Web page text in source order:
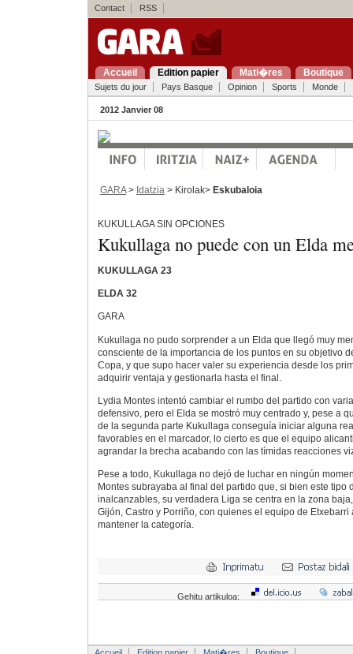
Contact RSS
Accueil Edition papier Mati�res Boutique
Sujets du jour Pays Basque Opinion Sports Monde
2012 Janvier 08
GARA> Idatzia > Kirolak> Eskubaloia
KUKULLAGA SIN OPCIONES
Kukullaga no puede con un Elda
KUKULLAGA 23
ELDA 32
GARA
Kukullaga no pudo sorprender a un Elda que llegó muy
consciente de la importancia de los puntos en su objetivo
Copa, y que supo hacer valer su experiencia desde los
adquirir ventaja y gestionarla hasta el final.
Lydia Montes intentó cambiar el rumbo del partido con
defensivo, pero el Elda se mostró muy centrado y, pese a
de la segunda parte Kukullaga conseguía iniciar alguna
favorables en el marcador, lo cierto es que el equipo
agrandar la brecha acabando con las tímidas reacciones
Pese a todo, Kukullaga no dejó de luchar en ningún
Montes subrayaba al final del partido que, si bien este tipo
inalcanzables, su verdadera Liga se centra en la zona
Gijón, Castro y Porriño, con quienes el equipo de
mantener la categoría.
Gehitu artikuloa: